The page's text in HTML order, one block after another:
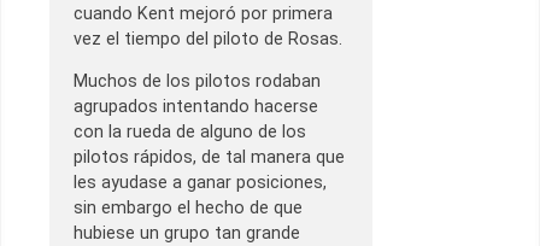
cuando Kent mejoró por primera
vez el tiempo del piloto de Rosas.
Muchos de los pilotos rodaban
agrupados intentando hacerse
con la rueda de alguno de los
pilotos rápidos, de tal manera que
les ayudase a ganar posiciones,
sin embargo el hecho de que
hubiese un grupo tan grande